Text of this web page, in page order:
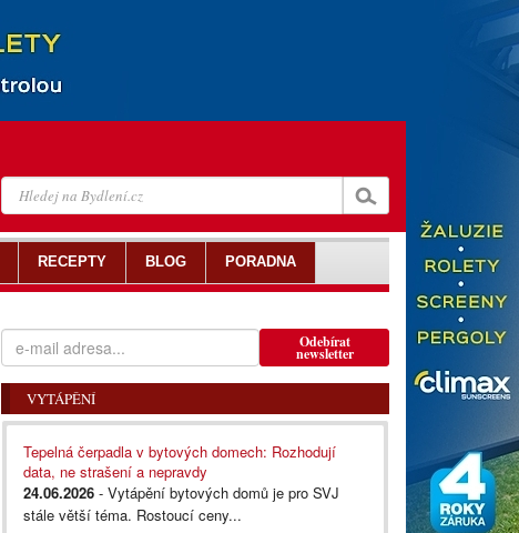
Odebírat
newsletter
VYTÁPĚNÍ
Tepelná čerpadla v bytových domech: Rozhodují
data, ne strašení a nepravdy
24.06.2026 - Vytápění bytových domů je pro SVJ
stále větší téma. Rostoucí ceny...
RECEPTY BLOG PORADNA